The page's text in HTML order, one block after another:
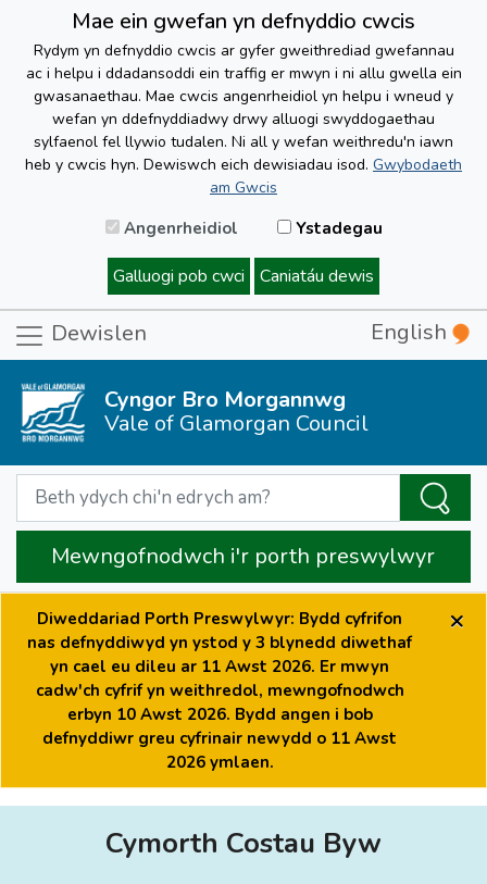
Mae ein gwefan yn defnyddio cwcis
Rydym yn defnyddio cwcis ar gyfer gweithrediad gwefannau
ac i helpu i ddadansoddi ein traffig er mwyn i ni allu gwella ein
gwasanaethau. Mae cwcis angenrheidiol yn helpu i wneud y
wefan yn ddefnyddiadwy drwy alluogi swyddogaethau
sylfaenol fel llywio tudalen. Ni all y wefan weithredu'n iawn
heb y cwcis hyn. Dewiswch eich dewisiadau isod. Gwybodaeth
am Gwcis
Angenrheidiol Ystadegau
Galluogi pob cwci Caniatáu dewis
Dewislen English
Cyngor Bro Morgannwg
Vale of Glamorgan Council
Mewngofnodwch i'r porth preswylwyr
Diweddariad Porth Preswylwyr: Bydd cyfrifon
nas defnyddiwyd yn ystod y 3 blynedd diwethaf
yn cael eu dileu ar 11 Awst 2026. Er mwyn
cadw'ch cyfrif yn weithredol, mewngofnodwch
erbyn 10 Awst 2026. Bydd angen i bob
defnyddiwr greu cyfrinair newydd o 11 Awst
2026 ymlaen.
×
Cymorth Costau Byw